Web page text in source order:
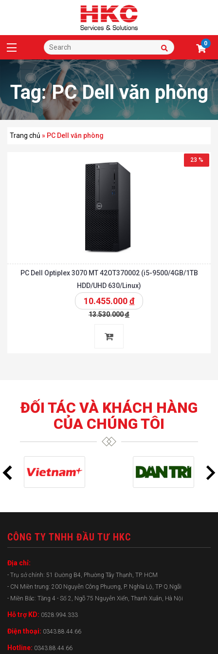
0
Tag:PC Dell văn phòng
Trang chủ » PC Dell văn phòng
23 %
PC Dell Optiplex 3070 MT 42OT370002 (i5-9500/4GB/1TB
HDD/UHD 630/Linux)
10.455.000đ
13.530.000đ
ĐỐI TÁC VÀ KHÁCH HÀNG
CỦA CHÚNG TÔI
CÔNG TY TNHH ĐẦU TƯ HKC
Địa chỉ:
- Trụ sở chính: 51 Đường B4, Phường Tây Thạnh, TP. HCM
- CN Miền trung: 200 Nguyễn Công Phương, P. Nghĩa Lộ, TP Q.Ngãi
- Miền Bắc: Tầng 4 - Số 2, Ngõ 75 Nguyễn Xiển, Thanh Xuân, Hà Nội
Hỗ trợ KD: 0528.994.333
Điện thoại: 0343.88.44.66
Hotline: 0343.88.44.66